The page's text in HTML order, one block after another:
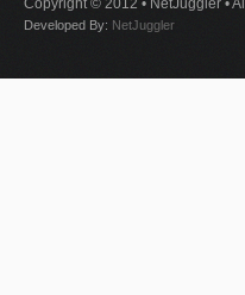
Copyright © 2012 • NetJuggler •
Developed By: NetJuggler